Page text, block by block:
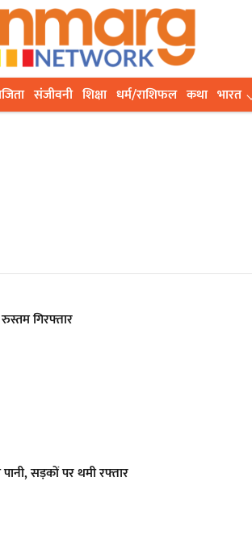
संजीवनी शिक्षा धर्म/राशिफल कथा भारत
रुस्तम गिरफ्तार
सड़कों पर थमी रफ्तार